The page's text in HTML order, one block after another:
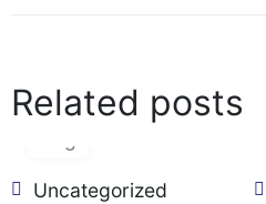
Related posts
06
Uncategorized